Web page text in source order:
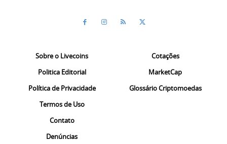
Sobre o Livecoins
Politica Editorial
Política de Privacidade
Termos de Uso
Contato
Denúncias
Cotações
MarketCap
Glossário Criptomoedas